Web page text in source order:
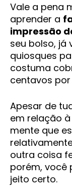
Vale a pena
aprender a
impressão
seu bolso, já
quiosques
costuma
centavos
Apesar de
em relação
mente que
outra coisa
porém, você
jeito certo.